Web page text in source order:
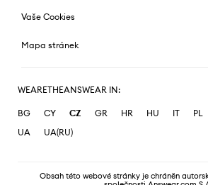
Vaše Cookies
Mapa stránek
WEARETHEANSWEAR IN:
BG CY CZ GR HR HU IT PL
UA
UA(RU)
Obsah této webové stránky je chráněn